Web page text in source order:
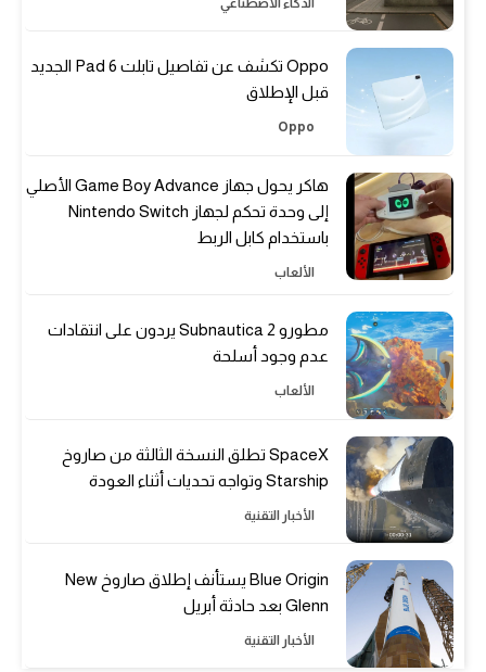
Oppo تكشف عن تفاصيل تابلت Pad 6 الجديد
قبل الإطلاق
Oppo
هاكر يحول جهاز Game Boy Advance الأصلي
إلى وحدة تحكم لجهاز Nintendo Switch
باستخدام كابل الربط
الألعاب
مطورو Subnautica 2 يردون على انتقادات
عدم وجود أسلحة
الألعاب
SpaceX تطلق النسخة الثالثة من صاروخ
Starship وتواجه تحديات أثناء العودة
الأخبار التقنية
Blue Origin يستأنف إطلاق صاروخ New
Glenn بعد حادثة أبريل
الأخبار التقنية